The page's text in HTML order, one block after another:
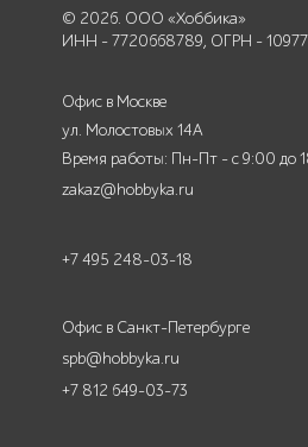
© 2026. ООО «Хоббика»
ИНН - 7720668789, ОГРН -
Офис в Москве
ул. Молостовых 14А
Время работы: Пн-Пт - с 9:00 до
zakaz@hobbyka.ru
+7 495 248-03-18
Офис в Санкт-Петербурге
spb@hobbyka.ru
+7 812 649-03-73